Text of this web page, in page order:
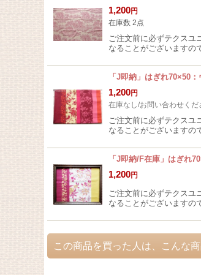
1,200円
在庫数 2点
ご注文前に必ずテクス
なることがございますの
「J即納」はぎれ70×50
1,200円
在庫なし/お問い合わせくだ
ご注文前に必ずテクス
なることがございますの
「J即納/F在庫」はぎれ
1,200円
ご注文前に必ずテクス
なることがございますの
この商品を買った人は、こんな